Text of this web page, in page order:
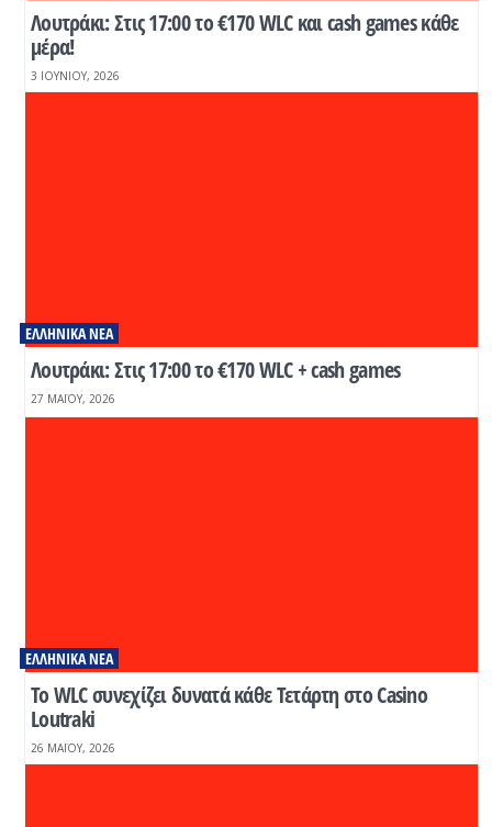
Λουτράκι: Στις 17:00 το €170 WLC και cash games κάθε
μέρα!
3 ΙΟΥΝΊΟΥ, 2026
Λουτράκι: Στις 17:00 το €170 WLC + cash games
ΕΛΛΗΝΙΚΆ ΝΈΑ
27 ΜΑΪ́ΟΥ, 2026
Το WLC συνεχίζει δυνατά κάθε Τετάρτη στο Casino
Loutraki
ΕΛΛΗΝΙΚΆ ΝΈΑ
26 ΜΑΪ́ΟΥ, 2026